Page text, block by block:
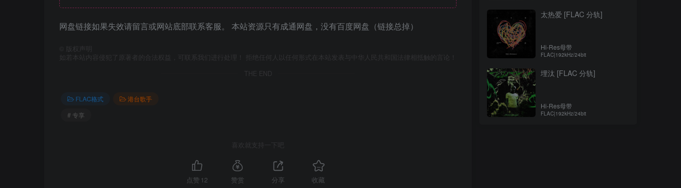
网盘链接如果失效请留言或网站底部联系客服。 本站资源只有成通网盘，没有百度网盘（链接总掉）
版权声明
如若本站内容侵犯了原著者的合法权益，可联系我们进行处理！ 拒绝任何人以任何形式在本站发表与中华人民共和国法律相抵触的言论！
THE END
FLAC格式
港台歌手
# 专享
喜欢就支持一下吧
点赞 12 赞赏 分享 收藏
太热爱 [FLAC 分轨]
Hi-Res母带
FLAC|192kHz/24bit
埋汰 [FLAC 分轨]
Hi-Res母带
FLAC|192kHz/24bit